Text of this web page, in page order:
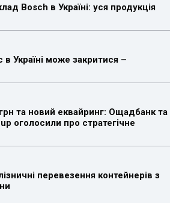
Bosch в Україні: уся продукція
в Україні може закритися –
та новий еквайринг: Ощадбанк та
оголосили про стратегічне
перевезення контейнерів з